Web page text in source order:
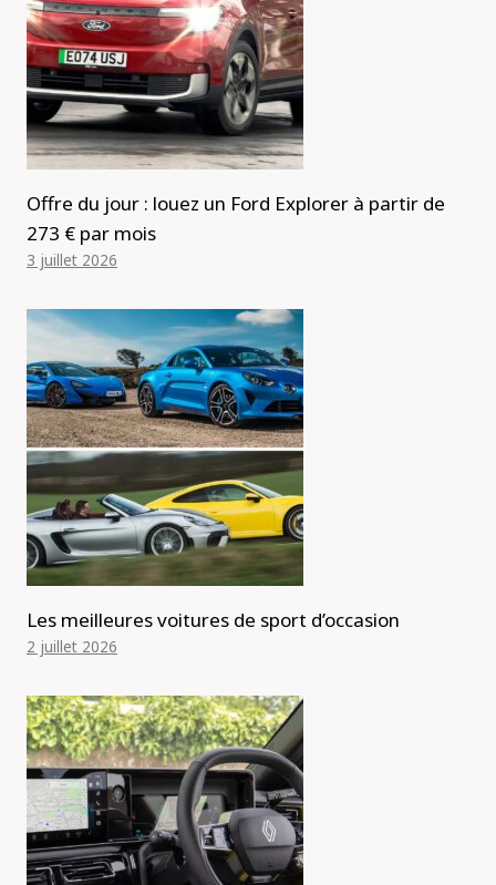
Offre du jour : louez un Ford Explorer à partir de
273 € par mois
3 juillet 2026
Les meilleures voitures de sport d’occasion
2 juillet 2026